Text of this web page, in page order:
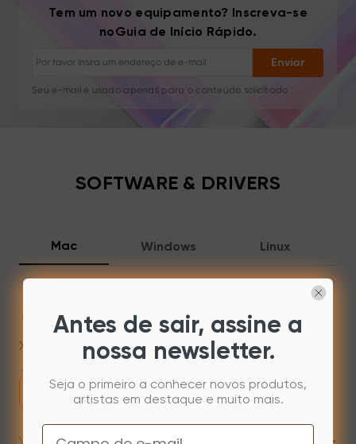
Tem um novo equipamento? Inscreva-se
noGuia de Início Rápido.
Enviar
Dicas e resolução de problemas
Novos lançamentos e ofertas
1–2 e-mails/mês, nunca spam
Seu e-mail é usado apenas para o conteúdo solicitado
Cancelar inscrição: Um clique a qualquer momento
SOFTWARE & DRIVERS
Mac Windows Linux
Mac 10.13 or newer
XPPenMac_4.0.18_260723
Baixe
Antes de sair, assine a
nossa newsletter.
Seja o primeiro a conhecer novos produtos,
artistas em destaque e muito mais.
Email